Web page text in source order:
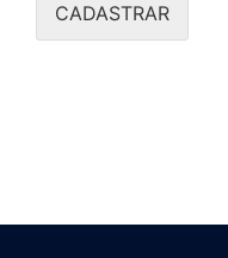
CADASTRAR